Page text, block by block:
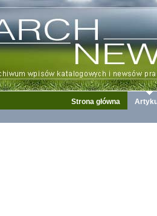
Strona główna